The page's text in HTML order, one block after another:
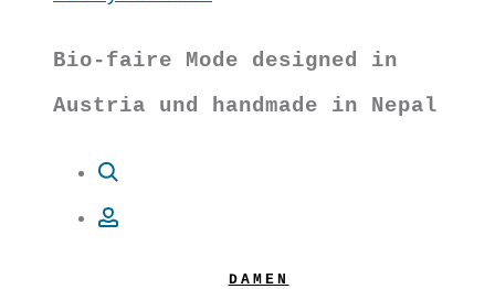
Bio-faire Mode designed in
Austria und handmade in Nepal
DAMEN